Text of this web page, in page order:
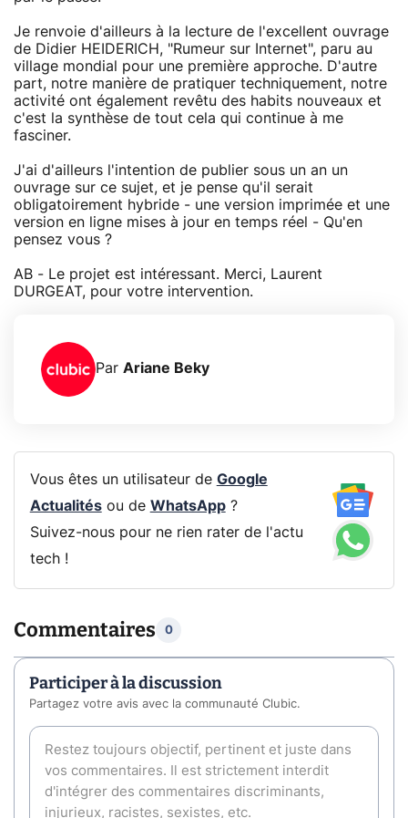
Je renvoie d'ailleurs à la lecture de l'excellent ouvrage
de Didier HEIDERICH, "Rumeur sur Internet", paru au
village mondial pour une première approche. D'autre
part, notre manière de pratiquer techniquement, notre
activité ont également revêtu des habits nouveaux et
c'est la synthèse de tout cela qui continue à me
fasciner.
J'ai d'ailleurs l'intention de publier sous un an un
ouvrage sur ce sujet, et je pense qu'il serait
obligatoirement hybride - une version imprimée et une
version en ligne mises à jour en temps réel - Qu'en
pensez vous ?
AB - Le projet est intéressant. Merci, Laurent
DURGEAT, pour votre intervention.
Par Ariane Beky
Vous êtes un utilisateur de Google
Actualitésou de WhatsApp?
Suivez-nous pour ne rien rater de l'actu
tech !
Commentaires 0
Participer à la discussion
Partagez votre avis avec la communauté Clubic.